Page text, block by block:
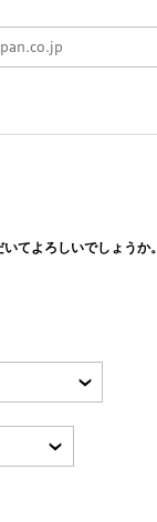
てよろしいでしょうか。